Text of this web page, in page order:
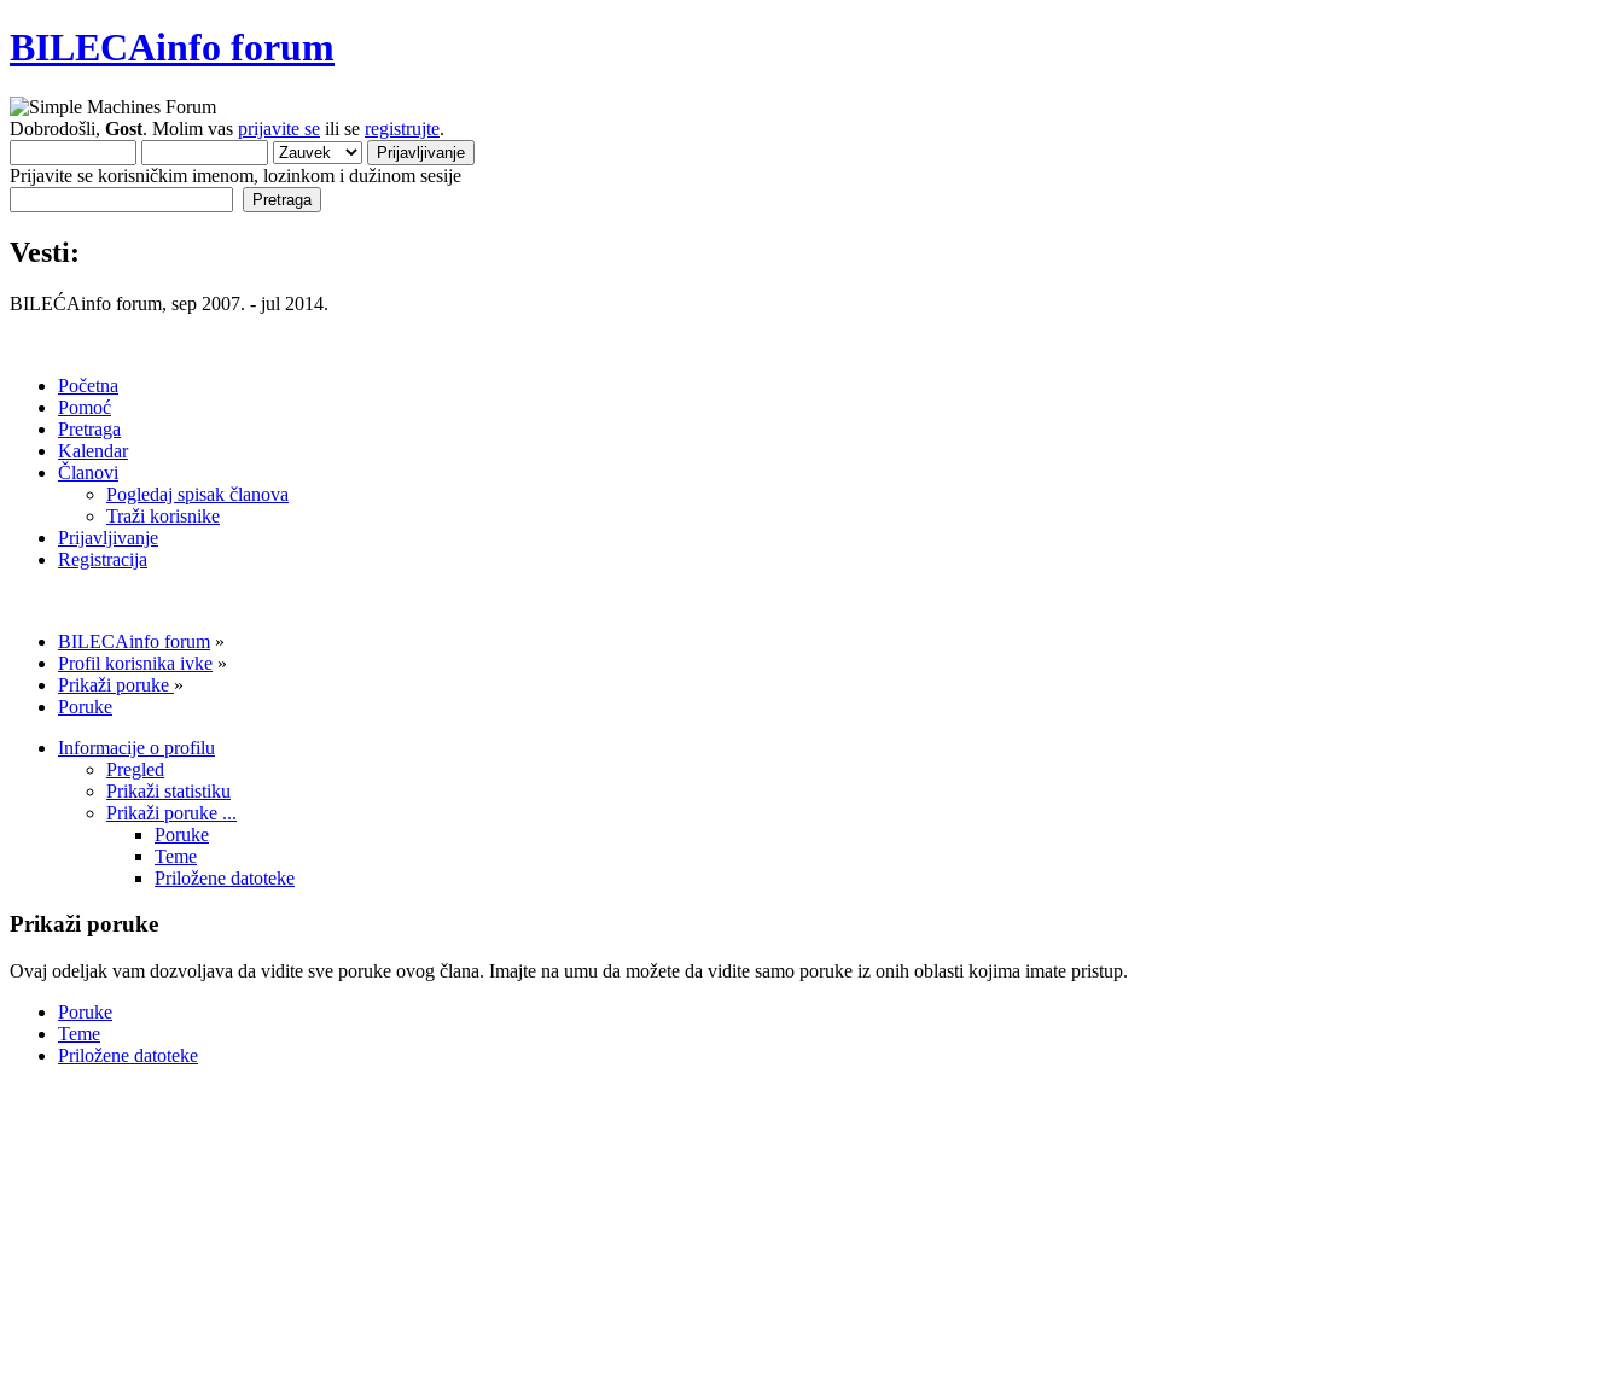
BILECAinfo forum
Dobrodošli, Gost. Molim vas prijavite se ili se registrujte.
Prijavite se korisničkim imenom, lozinkom i dužinom sesije
Vesti:
BILEĆAinfo forum, sep 2007. - jul 2014.
Početna
Pomoć
Pretraga
Kalendar
Članovi
Pogledaj spisak članova
Traži korisnike
Prijavljivanje
Registracija
BILECAinfo forum »
Profil korisnika ivke »
Prikaži poruke »
Poruke
Informacije o profilu
Pregled
Prikaži statistiku
Prikaži poruke ...
Poruke
Teme
Priložene datoteke
Prikaži poruke
Ovaj odeljak vam dozvoljava da vidite sve poruke ovog člana. Imajte na umu da možete da vidite samo poruke iz onih oblasti kojima imate pristup.
Poruke
Teme
Priložene datoteke